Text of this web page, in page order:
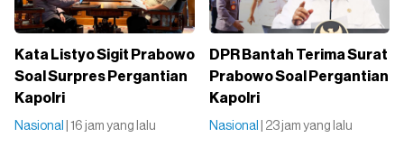
Kata Listyo Sigit Prabowo
Soal Surpres Pergantian
Kapolri
Nasional | 16 jam yang lalu
DPR Bantah Terima Surat
Prabowo Soal Pergantian
Kapolri
Nasional | 23 jam yang lalu